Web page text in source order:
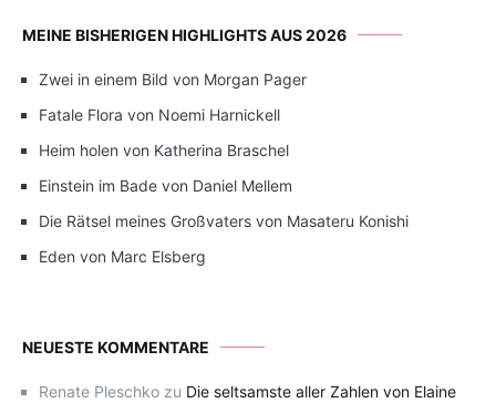
MEINE BISHERIGEN HIGHLIGHTS AUS 2026
Zwei in einem Bild von Morgan Pager
Fatale Flora von Noemi Harnickell
Heim holen von Katherina Braschel
Einstein im Bade von Daniel Mellem
Die Rätsel meines Großvaters von Masateru Konishi
Eden von Marc Elsberg
NEUESTE KOMMENTARE
Renate Pleschko zu Die seltsamste aller Zahlen von Elaine